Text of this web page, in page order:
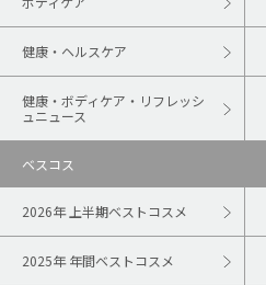
健康・ヘルスケア
健康・ボディケア・リフレッシ
ュニュース
ベスコス
2026年 上半期ベストコスメ
2025年 年間ベストコスメ